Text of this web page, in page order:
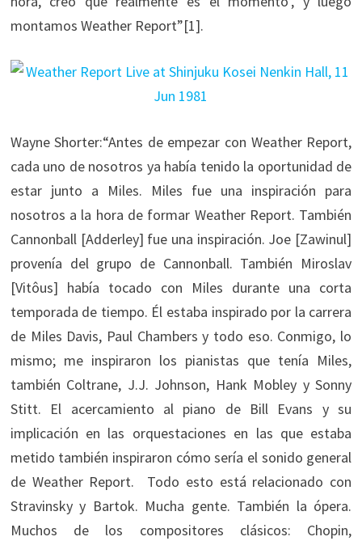
montamos Weather Report”[1].
Wayne Shorter:“Antes de empezar con Weather Report,
cada uno de nosotros ya había tenido la oportunidad de
estar junto a Miles. Miles fue una inspiración para
nosotros a la hora de formar Weather Report. También
Cannonball [Adderley] fue una inspiración. Joe [Zawinul]
provenía del grupo de Cannonball. También Miroslav
[Vitôus] había tocado con Miles durante una corta
temporada de tiempo. Él estaba inspirado por la carrera
de Miles Davis, Paul Chambers y todo eso. Conmigo, lo
mismo; me inspiraron los pianistas que tenía Miles,
también Coltrane, J.J. Johnson, Hank Mobley y Sonny
Stitt. El acercamiento al piano de Bill Evans y su
implicación en las orquestaciones en las que estaba
metido también inspiraron cómo sería el sonido general
de Weather Report. Todo esto está relacionado con
Stravinsky y Bartok. Mucha gente. También la ópera.
Muchos de los compositores clásicos: Chopin,